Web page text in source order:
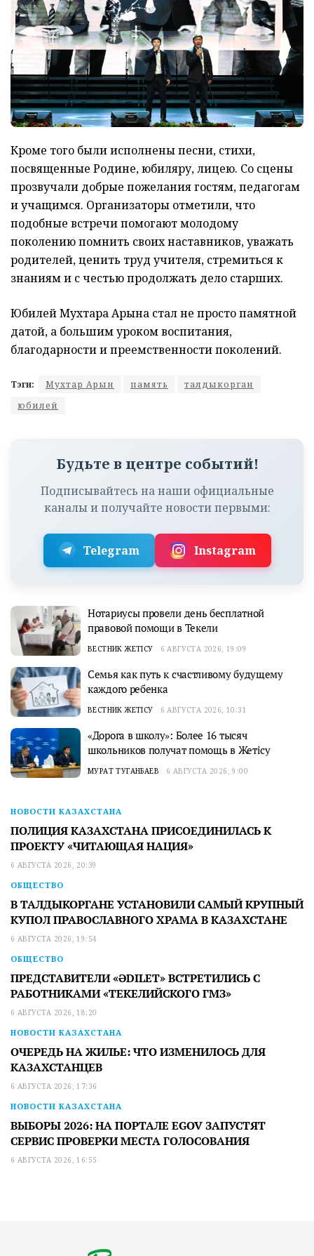
Кроме того были исполнены песни, стихи,
посвященные Родине, юбиляру, лицею. Со сцены
прозвучали добрые пожелания гостям, педагогам
и учащимся. Организаторы отметили, что
подобные встречи помогают молодому
поколению помнить своих наставников, уважать
родителей, ценить труд учителя, стремиться к
знаниям и с честью продолжать дело старших.
Юбилей Мухтара Арына стал не просто памятной
датой, а большим уроком воспитания,
благодарности и преемственности поколений.
Тэги: Мухтар Арын память
талдыкорган
юбилей
Будьте в центре событий!
Подписывайтесь на наши официальные
каналы и получайте новости первыми:
Telegram Instagram
Нотариусы провели день бесплатной
правовой помощи в Текели
ВЕСТНИК ЖЕТІСУ 6 АВГУСТА 2026, 19:09
Семья как путь к счастливому будущему
каждого ребенка
ВЕСТНИК ЖЕТІСУ 6 АВГУСТА 2026, 10:31
«Дорога в школу»: Более 16 тысяч
школьников получат помощь в Жетісу
МУРАТ ТУГАНБАЕВ 6 АВГУСТА 2026, 9:00
НОВОСТИ КАЗАХСТАНА
ПОЛИЦИЯ КАЗАХСТАНА ПРИСОЕДИНИЛАСЬ К
ПРОЕКТУ «ЧИТАЮЩАЯ НАЦИЯ»
6 АВГУСТА 2026, 20:39
ОБЩЕСТВО
В ТАЛДЫКОРГАНЕ УСТАНОВИЛИ САМЫЙ КРУПНЫЙ
КУПОЛ ПРАВОСЛАВНОГО ХРАМА В КАЗАХСТАНЕ
6 АВГУСТА 2026, 19:54
ОБЩЕСТВО
ПРЕДСТАВИТЕЛИ «ӘDILET» ВСТРЕТИЛИСЬ С
РАБОТНИКАМИ «ТЕКЕЛИЙСКОГО ГМЗ»
6 АВГУСТА 2026, 18:20
НОВОСТИ КАЗАХСТАНА
ОЧЕРЕДЬ НА ЖИЛЬЕ: ЧТО ИЗМЕНИЛОСЬ ДЛЯ
КАЗАХСТАНЦЕВ
6 АВГУСТА 2026, 17:36
НОВОСТИ КАЗАХСТАНА
ВЫБОРЫ 2026: НА ПОРТАЛЕ EGOV ЗАПУСТЯТ
СЕРВИС ПРОВЕРКИ МЕСТА ГОЛОСОВАНИЯ
6 АВГУСТА 2026, 16:55